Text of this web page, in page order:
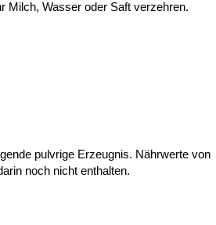
Milch, Wasser oder Saft verzehren.
pulvrige Erzeugnis. Nährwerte von
noch nicht enthalten.